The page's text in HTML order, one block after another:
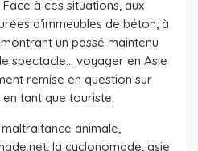
à ces situations, aux
d’immeubles de béton, à
un passé maintenu
spectacle… voyager en Asie
remise en question sur
tant que touriste.